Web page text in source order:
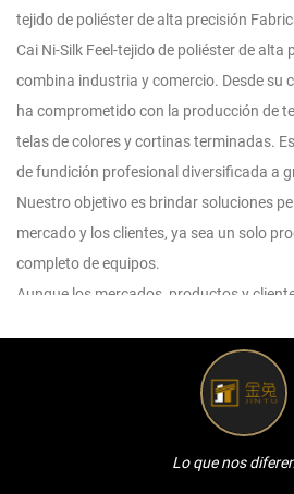
tejido de poliéster de alta precisión
Cai Ni-Silk Feel-tejido de poliéster de alta
combina industria y comercio. Desde su
ha comprometido con la producción de
telas de colores y cortinas terminadas.
de fundición profesional diversificada a
Nuestro objetivo es brindar soluciones
mercado y los clientes, ya sea un solo
completo de equipos.
Aunque los mercados, productos y
Para cualquier consulta y comentario de
responderemos con paciencia y
Para cualquier consulta de los clientes,
Para cualquier nuevo Huan Cai Ni-Silk
Lo que nos